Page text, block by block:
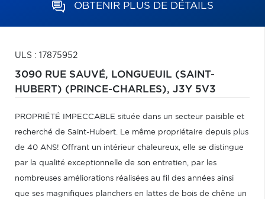
OBTENIR PLUS DE DÉTAILS
ULS : 17875952
3090 RUE SAUVÉ, LONGUEUIL (SAINT-
HUBERT) (PRINCE-CHARLES), J3Y 5V3
PROPRIÉTÉ IMPECCABLE située dans un secteur paisible et
recherché de Saint-Hubert. Le même propriétaire depuis plus
de 40 ANS! Offrant un intérieur chaleureux, elle se distingue
par la qualité exceptionnelle de son entretien, par les
nombreuses améliorations réalisées au fil des années ainsi
que ses magnifiques planchers en lattes de bois de chêne un